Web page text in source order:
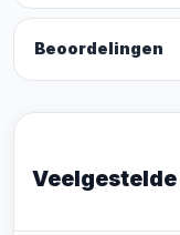
Beoordelingen